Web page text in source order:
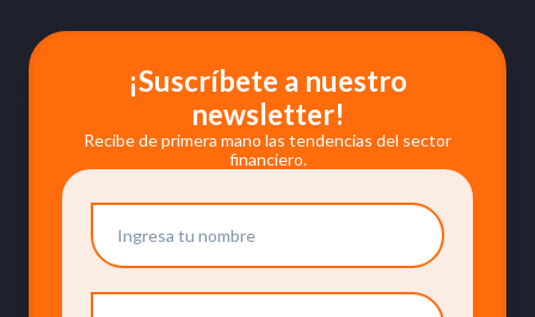
¡Suscríbete a nuestro
newsletter!
Recibe de primera mano las tendencias del sector
financiero.